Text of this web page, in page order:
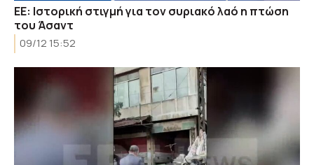
ΕΕ: Ιστορική στιγμή για τον συριακό λαό η πτώση
του Άσαντ
09/12 15:52